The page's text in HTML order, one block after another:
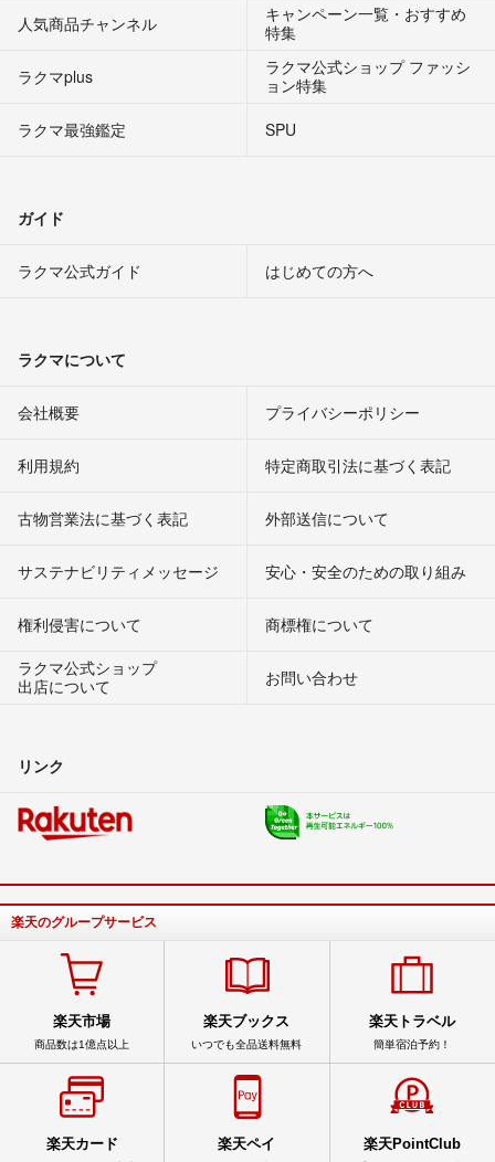
人気商品チャンネル
キャンペーン一覧・おすすめ
特集
ラクマplus
ラクマ公式ショップ ファッシ
ョン特集
ラクマ最強鑑定
SPU
ガイド
ラクマ公式ガイド はじめての方へ
ラクマについて
会社概要 プライバシーポリシー
利用規約 特定商取引法に基づく表記
古物営業法に基づく表記 外部送信について
サステナビリティメッセージ 安心・安全のための取り組み
権利侵害について
商標権について
ラクマ公式ショップ
出店について
お問い合わせ
リンク
楽天のグループサービス
楽天市場
商品数は1億点以上
楽天ブックス
いつでも全品送料無料
楽天トラベル
簡単宿泊予約！
楽天カード 楽天ペイ 楽天PointClub